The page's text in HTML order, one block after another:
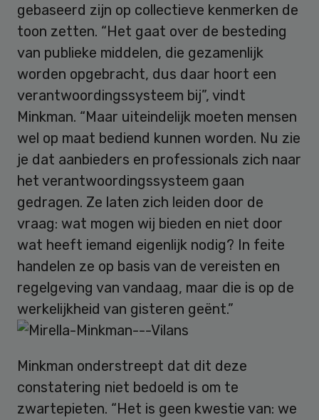
gebaseerd zijn op collectieve kenmerken de
toon zetten. “Het gaat over de besteding
van publieke middelen, die gezamenlijk
worden opgebracht, dus daar hoort een
verantwoordingssysteem bij”, vindt
Minkman. “Maar uiteindelijk moeten mensen
wel op maat bediend kunnen worden. Nu zie
je dat aanbieders en professionals zich naar
het verantwoordingssysteem gaan
gedragen. Ze laten zich leiden door de
vraag: wat mogen wij bieden en niet door
wat heeft iemand eigenlijk nodig? In feite
handelen ze op basis van de vereisten en
regelgeving van vandaag, maar die is op de
werkelijkheid van gisteren geënt.”
Minkman onderstreept dat dit deze
constatering niet bedoeld is om te
zwartepieten. “Het is geen kwestie van: we